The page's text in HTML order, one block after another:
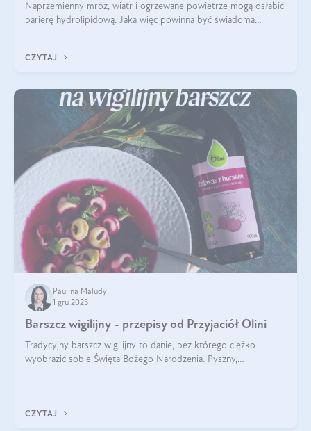
Naprzemienny mróz, wiatr i ogrzewane powietrze mogą osłabić
barierę hydrolipidową. Jaka więc powinna być świadoma
CZYTAJ
Paulina Maludy
1 gru 2025
Barszcz wigilijny - przepisy od Przyjaciół Olini
Tradycyjny barszcz wigilijny to danie, bez którego ciężko
wyobrazić sobie Święta Bożego Narodzenia. Pyszny,
CZYTAJ